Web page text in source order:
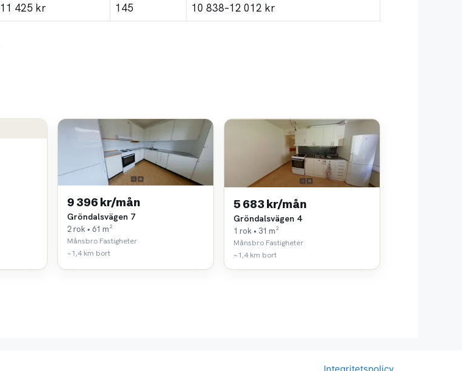
11 425 kr 145 10 838–12 012 kr
9 396 kr/mån
Gröndalsvägen 7
2 rok • 61 m²
Månsbro Fastigheter
~1,4 km bort
5 683 kr/mån
Gröndalsvägen 4
1 rok • 31 m²
Månsbro Fastigheter
~1,4 km bort